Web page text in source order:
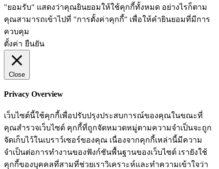
"ยอมรับ" แสดงว่าคุณยินยอมให้ใช้คุกกี้ทั้งหมด อย่างไรก็ตาม
คุณสามารถเข้าไปที่ "การตั้งค่าคุกกี้" เพื่อให้คำยินยอมที่มีการ
ควบคุม
ตั้งค่า ยืนยัน
Close
Privacy Overview
เว็บไซต์นี้ใช้คุกกี้เพื่อปรับปรุงประสบการณ์ของคุณในขณะที่
คุณสำรวจเว็บไซต์ คุกกี้ที่ถูกจัดหมวดหมู่ตามความจำเป็นจะถูก
จัดเก็บไว้ในเบราว์เซอร์ของคุณ เนื่องจากคุกกี้เหล่านี้มีความ
จำเป็นต่อการทำงานของฟังก์ชันพื้นฐานของเว็บไซต์ เรายังใช้
คุกกี้ของบุคคลที่สามที่ช่วยเราวิเคราะห์และทำความเข้าใจว่า